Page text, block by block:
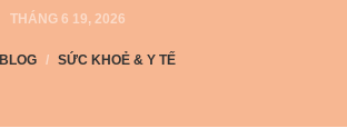
THÁNG 6 19, 2026
BLOG / SỨC KHOẺ & Y TẾ